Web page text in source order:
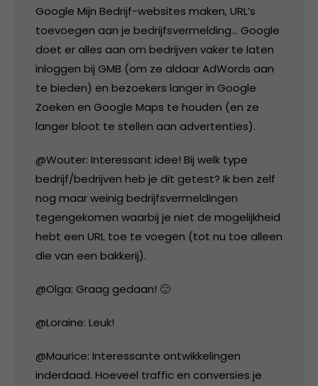
Google Mijn Bedrijf-websites maken, URL’s
toevoegen aan je bedrijfsvermelding… Google
doet er alles aan om bedrijven vaker te laten
inloggen bij GMB (om ze aldaar AdWords aan
te bieden) en bezoekers langer in Google
Zoeken en Google Maps te houden (en ze
langer bloot te stellen aan advertenties).
@Wouter: Interessant idee! Bij welk type
bedrijf/bedrijven heb je dit getest? Ik ben zelf
nog maar weinig bedrijfsvermeldingen
tegengekomen waarbij je niet de mogelijkheid
hebt een URL toe te voegen (tot nu toe alleen
die van een bakkerij).
@Olga: Graag gedaan! 🙂
@Loraine: Leuk!
@Maurice: Interessante ontwikkelingen
inderdaad. Hoeveel traffic en conversies je